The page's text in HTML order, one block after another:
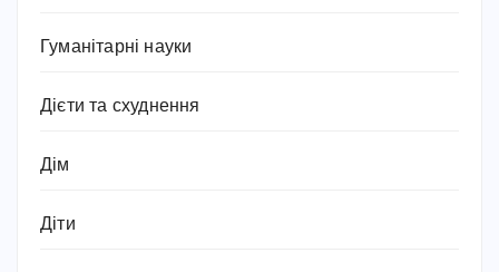
Гуманітарні науки
Дієти та схуднення
Дім
Діти